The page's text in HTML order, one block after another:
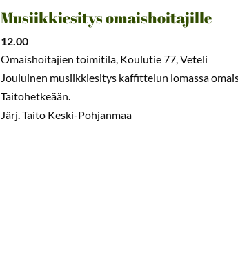
Musiikkiesitys omaishoitajille
12.00
Omaishoitajien toimitila, Koulutie 77, Veteli
Jouluinen musiikkiesitys kaffittelun lomassa
Taitohetkeään.
Järj. Taito Keski-Pohjanmaa